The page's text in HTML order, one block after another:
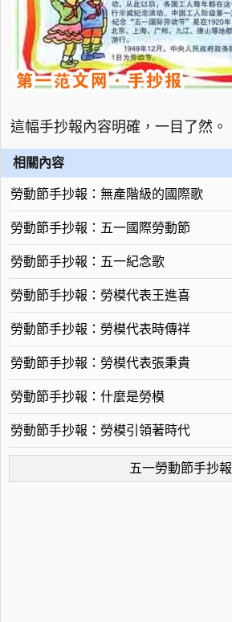
這幅手抄報內容明確，一目了然。
相關內容
勞動節手抄報：無產階級的國際歌
勞動節手抄報：五一國際勞動節
勞動節手抄報：五一紀念歌
勞動節手抄報：勞模代表王進喜
勞動節手抄報：勞模代表時傳祥
勞動節手抄報：勞模代表張秉貴
勞動節手抄報：什麼是勞模
勞動節手抄報：勞模引領著時代
五一勞動節手抄報